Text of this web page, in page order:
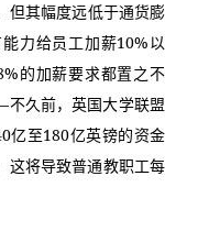
但其幅度远低于通货膨
力给员工加薪10%以
的加薪要求都置之不
久前，英国大学联盟
亿至180亿英镑的资金
这将导致普通教职工每